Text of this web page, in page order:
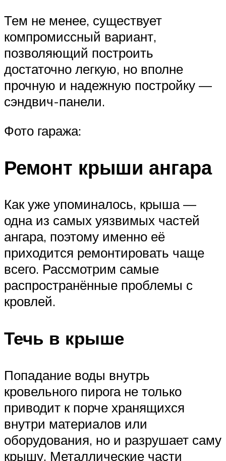
Тем не менее, существует
компромиссный вариант,
позволяющий построить
достаточно легкую, но вполне
прочную и надежную постройку —
сэндвич-панели.
Фото гаража:
Ремонт крыши ангара
Как уже упоминалось, крыша —
одна из самых уязвимых частей
ангара, поэтому именно её
приходится ремонтировать чаще
всего. Рассмотрим самые
распространённые проблемы с
кровлей.
Течь в крыше
Попадание воды внутрь
кровельного пирога не только
приводит к порче хранящихся
внутри материалов или
оборудования, но и разрушает саму
крышу. Металлические части